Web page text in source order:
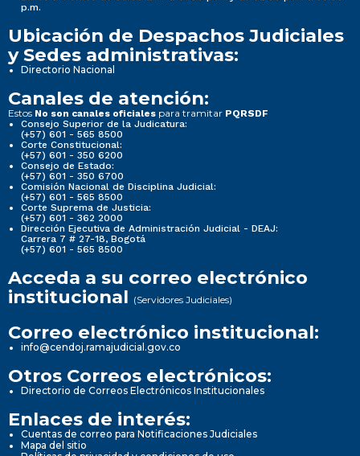
p.m.
Ubicación de Despachos Judiciales
y Sedes administrativas:
Directorio Nacional
Canales de atención:
Estos No son canales oficiales para tramitar PQRSDF
Consejo Superior de la Judicatura:
(+57) 601 - 565 8500
Corte Constitucional:
(+57) 601 - 350 6200
Consejo de Estado:
(+57) 601 - 350 6700
Comisión Nacional de Disciplina Judicial:
(+57) 601 - 565 8500
Corte Suprema de Justicia:
(+57) 601 - 362 2000
Dirección Ejecutiva de Administración Judicial - DEAJ:
Carrera 7 # 27-18, Bogotá
(+57) 601 - 565 8500
Acceda a su correo electrónico
institucional (Servidores Judiciales)
Correo electrónico institucional:
info@cendoj.ramajudicial.gov.co
Otros Correos electrónicos:
Directorio de Correos Electrónicos Institucionales
Enlaces de interés:
Cuentas de correo para Notificaciones Judiciales
Mapa del sitio